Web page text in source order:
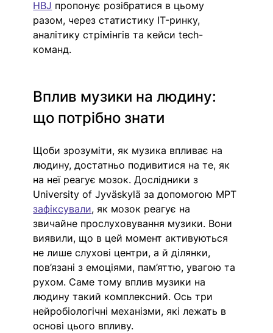
HBJ пропонує розібратися в цьому
разом, через статистику IT-ринку,
аналітику стрімінгів та кейси tech-
команд.
Вплив музики на людину:
що потрібно знати
Щоби зрозуміти, як музика впливає на
людину, достатньо подивитися на те, як
на неї реагує мозок. Дослідники з
University of Jyväskylä за допомогою МРТ
зафіксували, як мозок реагує на
звичайне прослуховування музики. Вони
виявили, що в цей момент активуються
не лише слухові центри, а й ділянки,
пов’язані з емоціями, пам’яттю, увагою та
рухом. Саме тому вплив музики на
людину такий комплексний. Ось три
нейробіологічні механізми, які лежать в
основі цього впливу.